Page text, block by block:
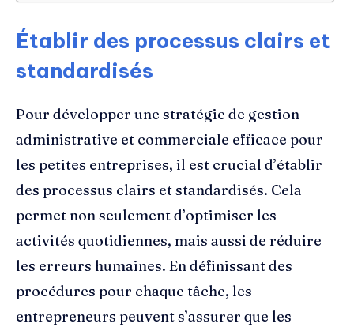
Établir des processus clairs et
standardisés
Pour développer une stratégie de gestion
administrative et commerciale efficace pour
les petites entreprises, il est crucial d’établir
des processus clairs et standardisés. Cela
permet non seulement d’optimiser les
activités quotidiennes, mais aussi de réduire
les erreurs humaines. En définissant des
procédures pour chaque tâche, les
entrepreneurs peuvent s’assurer que les